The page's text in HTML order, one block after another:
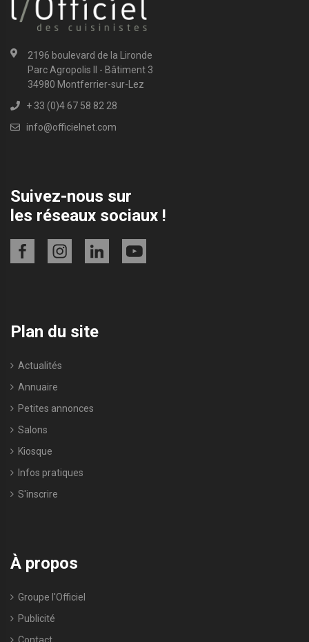
2196 boulevard de la Lironde
Parc Agropolis II - Bâtiment 3
34980 Montferrier-sur-Lez
+ 33 (0)4 67 58 82 28
info@officielnet.com
Suivez-nous sur
les réseaux sociaux !
Plan du site
Actualités
Annuaire
Petites annonces
Salons
Kiosque
Infos pratiques
S'inscrire
À propos
Groupe l'Officiel
Publicité